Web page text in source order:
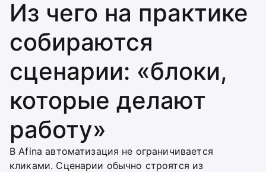
Из чего на практике
собираются
сценарии: «блоки,
которые делают
работу»
В Afina автоматизация не ограничивается
кликами. Сценарии обычно строятся из